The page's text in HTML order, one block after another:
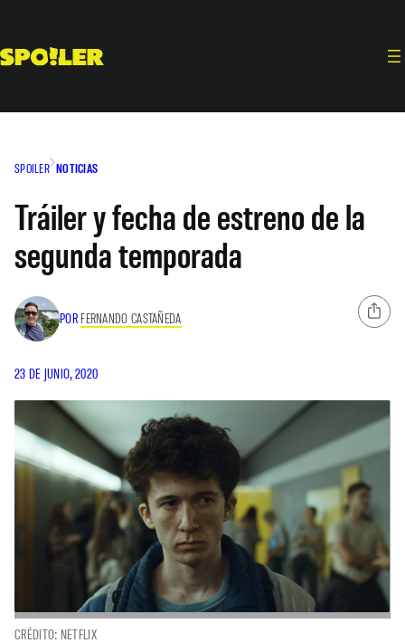
contenido
SPOILER NOTICIAS
Tráiler y fecha de estreno de la
segunda temporada
POR FERNANDO CASTAÑEDA
23 DE JUNIO, 2020
CRÉDITO: NETFLIX